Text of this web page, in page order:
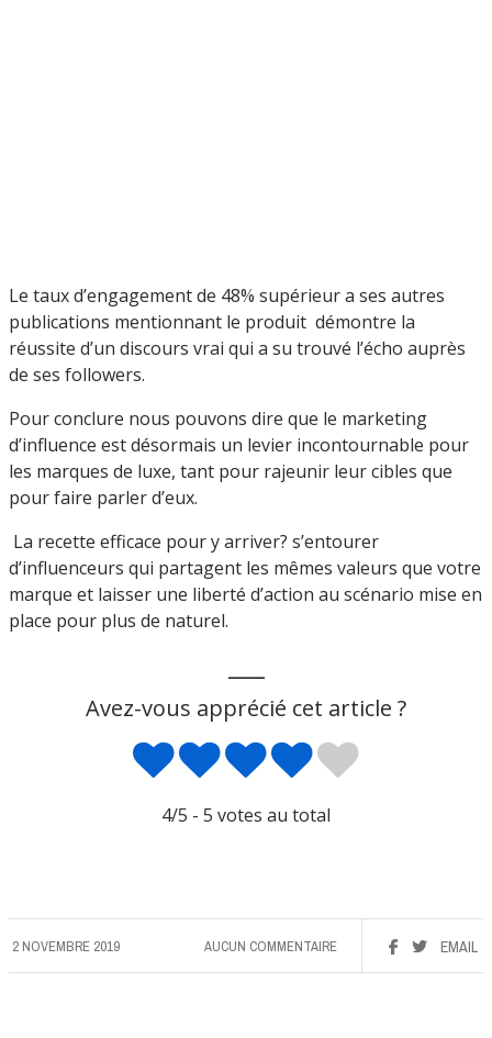
Le taux d’engagement de 48% supérieur a ses autres
publications mentionnant le produit démontre la
réussite d’un discours vrai qui a su trouvé l’écho auprès
de ses followers.
Pour conclure nous pouvons dire que le marketing
d’influence est désormais un levier incontournable pour
les marques de luxe, tant pour rajeunir leur cibles que
pour faire parler d’eux.
La recette efficace pour y arriver? s’entourer
d’influenceurs qui partagent les mêmes valeurs que votre
marque et laisser une liberté d’action au scénario mise en
place pour plus de naturel.
Avez-vous apprécié cet article ?
4/5 - 5 votes au total
2 NOVEMBRE 2019 EMAIL
AUCUN COMMENTAIRE